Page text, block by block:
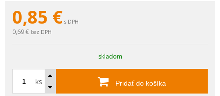
0,85 € s DPH
0,69 € bez DPH
skladom
ks Pridať do košíka